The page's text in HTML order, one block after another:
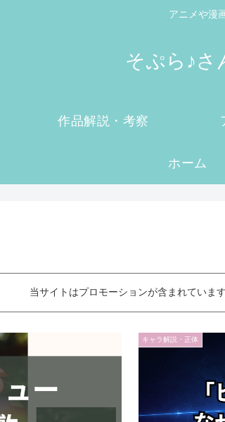
アニメや漫
そぷら♪さ
作品解説・考察
ホーム
当サイトはプロモーションが含まれています
キャラ解説・正体